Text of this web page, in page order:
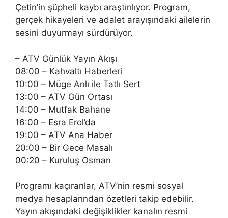
Çetin’in şüpheli kaybı araştırılıyor. Program,
gerçek hikayeleri ve adalet arayışındaki ailelerin
sesini duyurmayı sürdürüyor.
– ATV Günlük Yayın Akışı
08:00 – Kahvaltı Haberleri
10:00 – Müge Anlı ile Tatlı Sert
13:00 – ATV Gün Ortası
14:00 – Mutfak Bahane
16:00 – Esra Erol’da
19:00 – ATV Ana Haber
20:00 – Bir Gece Masalı
00:20 – Kuruluş Osman
Programı kaçıranlar, ATV’nin resmi sosyal
medya hesaplarından özetleri takip edebilir.
Yayın akışındaki değişiklikler kanalın resmi